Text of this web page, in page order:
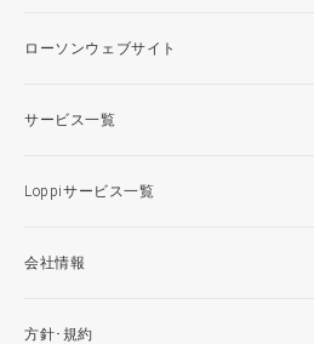
ローソンウェブサイト
サービス一覧
Loppiサービス一覧
会社情報
方針･規約